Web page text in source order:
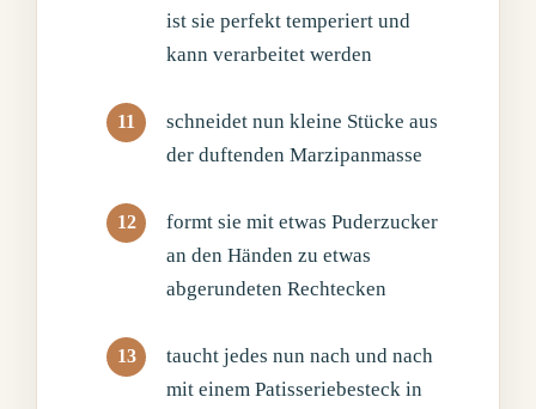
ist sie perfekt temperiert und
kann verarbeitet werden
schneidet nun kleine Stücke aus
der duftenden Marzipanmasse
formt sie mit etwas Puderzucker
an den Händen zu etwas
abgerundeten Rechtecken
taucht jedes nun nach und nach
mit einem Patisseriebesteck in